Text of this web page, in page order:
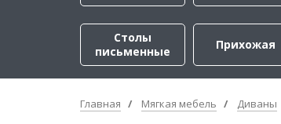
Столы
письменные
Прихожая
Главная Мягкая мебель Диваны